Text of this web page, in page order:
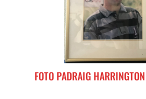
FOTO PADRAIG